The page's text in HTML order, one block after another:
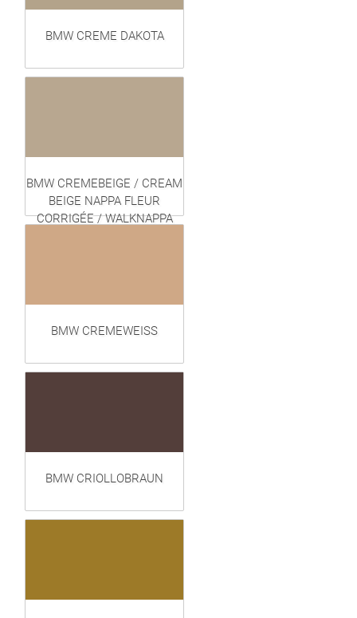
BMW CREME DAKOTA
BMW CREMEBEIGE / CREAM
BEIGE NAPPA FLEUR
CORRIGÉE / WALKNAPPA
BMW CREMEWEISS
BMW CRIOLLOBRAUN